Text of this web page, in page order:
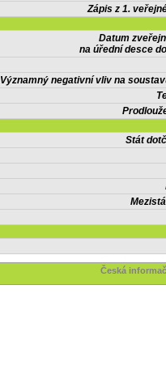
Zápis z 1.
Datum
na úřední desce
Významný negativní vliv na
Stát
Česká